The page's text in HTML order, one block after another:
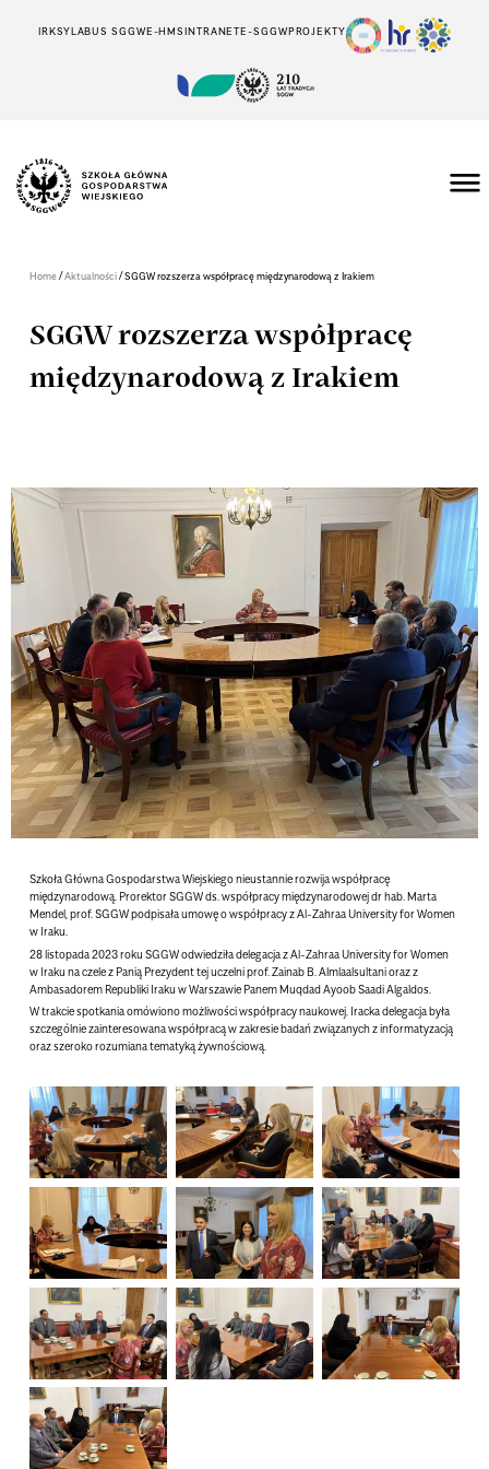
IRKSYLABUS SGGWE-HMSINTRANETE-SGGWPROJEKTY
Home/Aktualności/SGGW rozszerza współpracę międzynarodową z Irakiem
SGGW rozszerza współpracę
międzynarodową z Irakiem
Szkoła Główna Gospodarstwa Wiejskiego nieustannie rozwija współpracę
międzynarodową. Prorektor SGGW ds. współpracy międzynarodowej dr hab. Marta
Mendel, prof. SGGW podpisała umowę o współpracy z Al-Zahraa University for Women
w Iraku.
28 listopada 2023 roku SGGW odwiedziła delegacja z Al-Zahraa University for Women
w Iraku na czele z Panią Prezydent tej uczelni prof. Zainab B. Almlaalsultani oraz z
Ambasadorem Republiki Iraku w Warszawie Panem Muqdad Ayoob Saadi Algaldos.
W trakcie spotkania omówiono możliwości współpracy naukowej. Iracka delegacja była
szczególnie zainteresowana współpracą w zakresie badań związanych z informatyzacją
oraz szeroko rozumiana tematyką żywnościową.